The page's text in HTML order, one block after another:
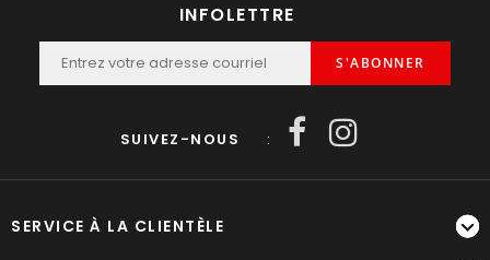
INFOLETTRE
S'ABONNER
SUIVEZ-NOUS :
SERVICE À LA CLIENTÈLE